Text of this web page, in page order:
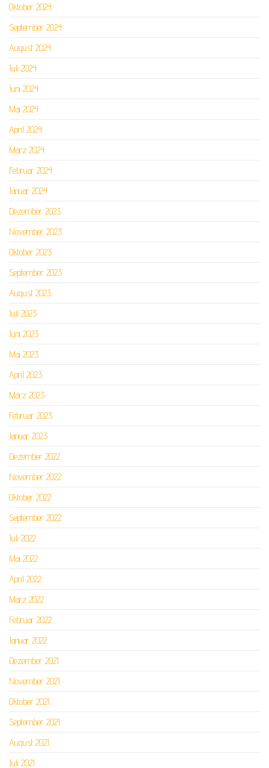
Oktober 2024
September 2024
August 2024
Juli 2024
Juni 2024
Mai 2024
April 2024
März 2024
Februar 2024
Januar 2024
Dezember 2023
November 2023
Oktober 2023
September 2023
August 2023
Juli 2023
Juni 2023
Mai 2023
April 2023
März 2023
Februar 2023
Januar 2023
Dezember 2022
November 2022
Oktober 2022
September 2022
Juli 2022
Mai 2022
April 2022
März 2022
Februar 2022
Januar 2022
Dezember 2021
November 2021
Oktober 2021
September 2021
August 2021
Juli 2021